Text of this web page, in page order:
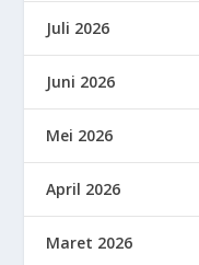
Juli 2026
Juni 2026
Mei 2026
April 2026
Maret 2026